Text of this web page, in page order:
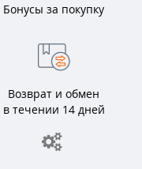
Бонусы за покупку
Возврат и обмен
в течении 14 дней